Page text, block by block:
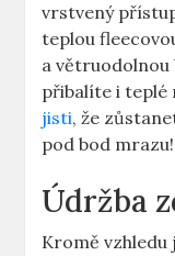
vrstvený⁤
teplou
a⁤ větruodolnou⁢
přibalíte ⁢i teplé
jisti, že
⁤pod bod mrazu!
Údržba
Kromě vzhledu